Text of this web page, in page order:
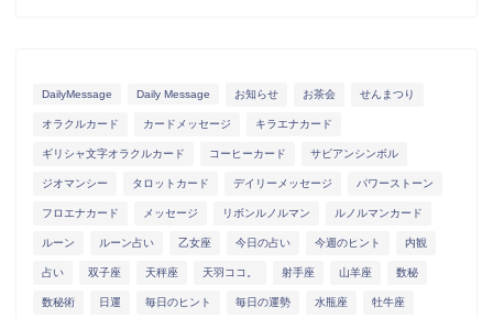
DailyMessage Daily Message お知らせ お茶会 せんまつり
オラクルカード カードメッセージ キラエナカード
ギリシャ文字オラクルカード コーヒーカード サビアンシンボル
ジオマンシー タロットカード デイリーメッセージ パワーストーン
フロエナカード メッセージ リボンルノルマン ルノルマンカード
ルーン ルーン占い 乙女座 今日の占い 今週のヒント 内観
占い 双子座 天秤座 天羽ココ。 射手座 山羊座 数秘
数秘術 日運 毎日のヒント 毎日の運勢 水瓶座 牡牛座